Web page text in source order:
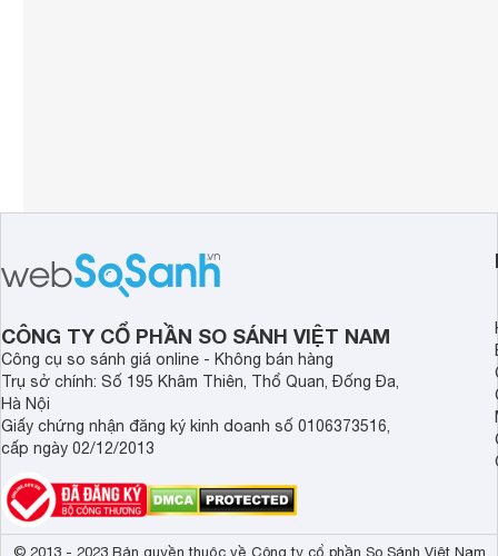
CÔNG TY CỔ PHẦN SO SÁNH VIỆT NAM
Công cụ so sánh giá online - Không bán hàng
Trụ sở chính: Số 195 Khâm Thiên, Thổ Quan, Đống Đa,
Hà Nội
Giấy chứng nhận đăng ký kinh doanh số 0106373516,
cấp ngày 02/12/2013
© 2013 - 2023 Bản quyền thuộc về Công ty cổ phần So Sánh Việt Nam